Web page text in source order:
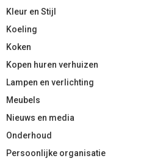
Kleur en Stijl
Koeling
Koken
Kopen huren verhuizen
Lampen en verlichting
Meubels
Nieuws en media
Onderhoud
Persoonlijke organisatie